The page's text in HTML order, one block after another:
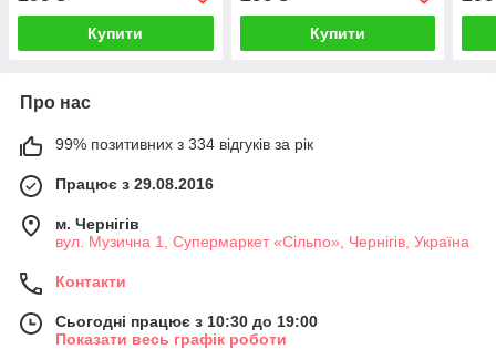
Купити Купити
Про нас
99% позитивних з 334 відгуків за рік
Працює з 29.08.2016
м. Чернігів
вул. Музична 1, Супермаркет «Сільпо», Чернігів, Україна
Контакти
Сьогодні працює з 10:30 до 19:00
Показати весь графік роботи